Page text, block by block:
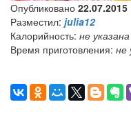
Опубликовано 22.07.2015
Разместил: julia12
Калорийность: не указана
Время приготовления: не